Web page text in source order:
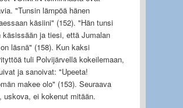
"Tunsin lämpöä hänen
käsiini" (152). "Hän tunsi
käsissään ja tiesi, että Jumalan
läsnä" (158). Kun kaksi
tuli Polvijärvellä kokeilemaan,
ja sanoivat: "Upeeta!
makee olo" (153). Seuraava
uskova, ei kokenut mitään.